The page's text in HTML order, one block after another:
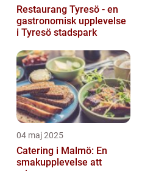
Restaurang Tyresö - en
gastronomisk upplevelse
i Tyresö stadspark
04 maj 2025
Catering i Malmö: En
smakupplevelse att